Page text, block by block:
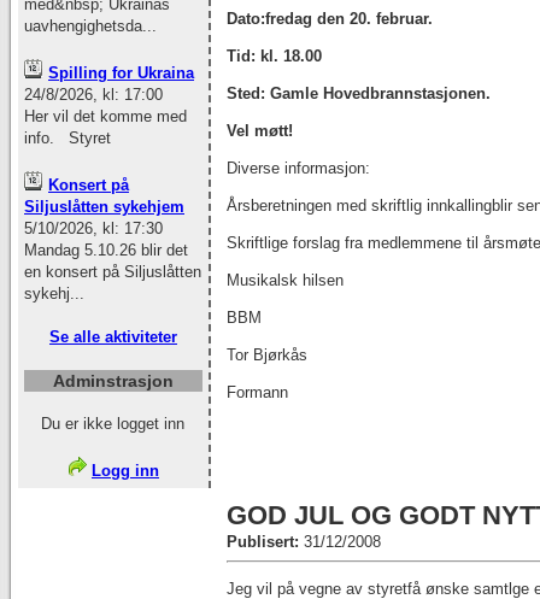
Dato:fredag den 20. februar.
Tid: kl. 18.00
Sted: Gamle Hovedbrannstasjonen.
Vel møtt!
Diverse informasjon:
Årsberetningen med skriftlig innkallingblir
Skriftlige forslag fra medlemmene til
Musikalsk hilsen
BBM
Tor Bjørkås
Formann
GOD JUL OG GODT
Publisert: 31/12/2008
Jeg vil på vegne av styretfå ønske samtlge
med&nbsp; Ukrainas
uavhengighetsda...
Spilling for Ukraina
24/8/2026, kl: 17:00
Her vil det komme med
info. Styret
Konsert på
Siljuslåtten sykehjem
5/10/2026, kl: 17:30
Mandag 5.10.26 blir det
en konsert på Siljuslåtten
sykehj...
Se alle aktiviteter
Adminstrasjon
Du er ikke logget inn
Logg inn